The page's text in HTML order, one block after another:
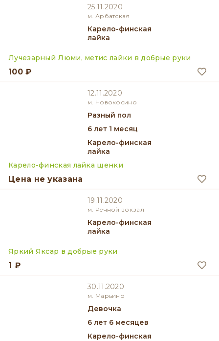
25.11.2020
м. Арбатская
Карело-финская
лайка
Лучезарный Люми, метис лайки в добрые руки
100 ₽
12.11.2020
м. Новокосино
разный пол
6 лет 1 месяц
Карело-финская
лайка
Карело-финская лайка щенки
Цена не указана
19.11.2020
м. Речной вокзал
Карело-финская
лайка
Яркий Яксар в добрые руки
1 ₽
30.11.2020
м. Марьино
девочка
6 лет 6 месяцев
Карело-финская